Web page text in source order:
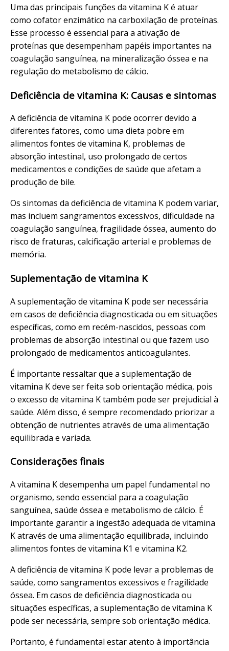
Uma das principais funções da vitamina K é atuar
como cofator enzimático na carboxilação de proteínas.
Esse processo é essencial para a ativação de
proteínas que desempenham papéis importantes na
coagulação sanguínea, na mineralização óssea e na
regulação do metabolismo de cálcio.
Deficiência de vitamina K: Causas e sintomas
A deficiência de vitamina K pode ocorrer devido a
diferentes fatores, como uma dieta pobre em
alimentos fontes de vitamina K, problemas de
absorção intestinal, uso prolongado de certos
medicamentos e condições de saúde que afetam a
produção de bile.
Os sintomas da deficiência de vitamina K podem variar,
mas incluem sangramentos excessivos, dificuldade na
coagulação sanguínea, fragilidade óssea, aumento do
risco de fraturas, calcificação arterial e problemas de
memória.
Suplementação de vitamina K
A suplementação de vitamina K pode ser necessária
em casos de deficiência diagnosticada ou em situações
específicas, como em recém-nascidos, pessoas com
problemas de absorção intestinal ou que fazem uso
prolongado de medicamentos anticoagulantes.
É importante ressaltar que a suplementação de
vitamina K deve ser feita sob orientação médica, pois
o excesso de vitamina K também pode ser prejudicial à
saúde. Além disso, é sempre recomendado priorizar a
obtenção de nutrientes através de uma alimentação
equilibrada e variada.
Considerações finais
A vitamina K desempenha um papel fundamental no
organismo, sendo essencial para a coagulação
sanguínea, saúde óssea e metabolismo de cálcio. É
importante garantir a ingestão adequada de vitamina
K através de uma alimentação equilibrada, incluindo
alimentos fontes de vitamina K1 e vitamina K2.
A deficiência de vitamina K pode levar a problemas de
saúde, como sangramentos excessivos e fragilidade
óssea. Em casos de deficiência diagnosticada ou
situações específicas, a suplementação de vitamina K
pode ser necessária, sempre sob orientação médica.
Portanto, é fundamental estar atento à importância